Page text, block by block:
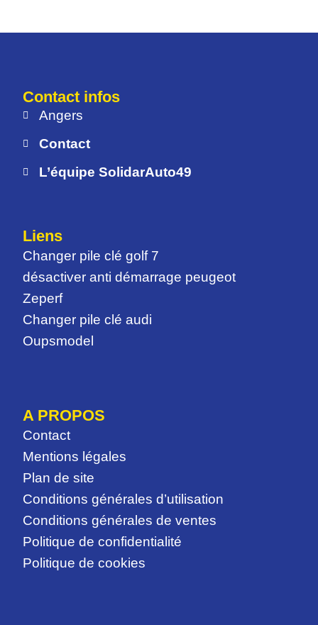
Contact infos
Angers
Contact
L’équipe SolidarAuto49
Liens
Changer pile clé golf 7
désactiver anti démarrage peugeot
Zeperf
Changer pile clé audi
Oupsmodel
A PROPOS
Contact
Mentions légales
Plan de site
Conditions générales d’utilisation
Conditions générales de ventes
Politique de confidentialité
Politique de cookies